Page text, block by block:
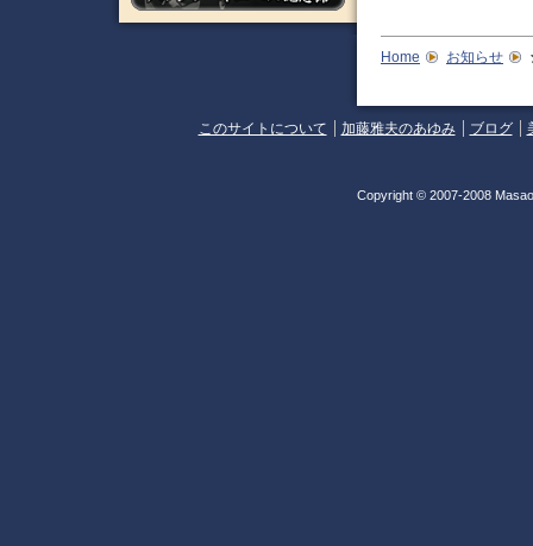
Home お知らせ
このサイトについて 加藤雅夫のあゆみ ブログ
Copyright © 2007-2008